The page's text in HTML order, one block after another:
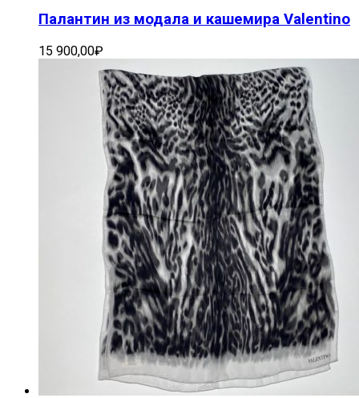
Палантин из модала и кашемира Valentino
15 900,00₽